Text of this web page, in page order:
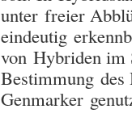
unter freier
eindeutig
von Hybriden im
Bestimmung
Genmarker